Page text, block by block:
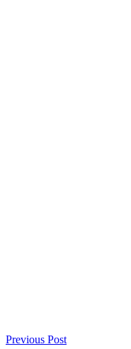
Previous Post